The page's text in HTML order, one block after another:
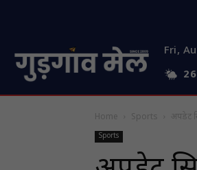
Fri,
26
Home Sports अपडेट
Sports